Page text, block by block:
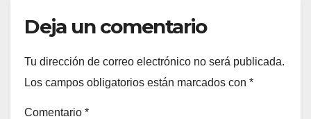
Deja un comentario
Tu dirección de correo electrónico no será publicada.
Los campos obligatorios están marcados con *
Comentario *